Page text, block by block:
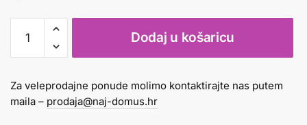
TEMPERA
STIKU
ALPINO
količina
Dodaj u košaricu
Za veleprodajne ponude molimo kontaktirajte nas putem
maila – prodaja@naj-domus.hr